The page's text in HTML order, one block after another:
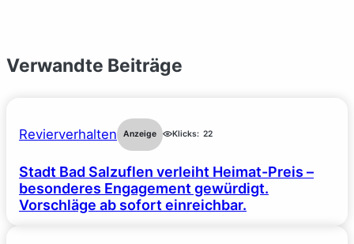
Verwandte Beiträge
Revierverhalten Anzeige Klicks: 22
Stadt Bad Salzuflen verleiht Heimat-Preis –
besonderes Engagement gewürdigt.
Vorschläge ab sofort einreichbar.